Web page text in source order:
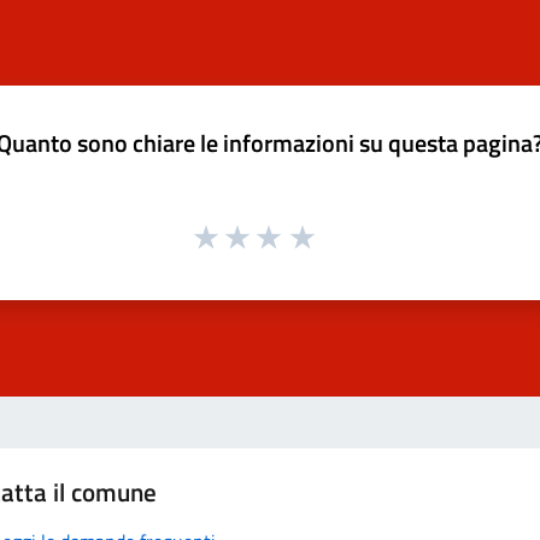
sono chiare le informazioni su questa
il comune